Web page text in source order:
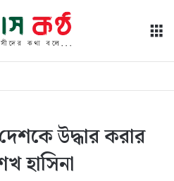
উদ্ধার করার
হাসিনা